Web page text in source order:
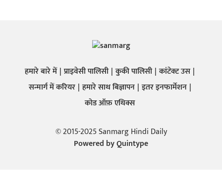
हमारे बारे में प्राइवेसी पालिसी कुकी पालिसी कांटेक्ट उस
सन्मार्ग में करियर हमारे साथ बिज्ञापन इतर इनफार्मेशन
कोड ऑफ़ एथिक्स
© 2015-2025 Sanmarg Hindi Daily
Powered byQuintype